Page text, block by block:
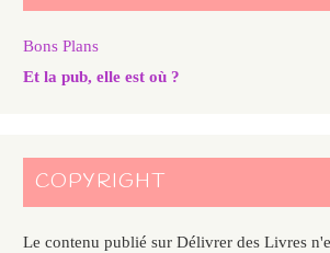
Bons Plans
Et la pub, elle est où ?
COPYRIGHT
Le contenu publié sur Délivrer des Livres